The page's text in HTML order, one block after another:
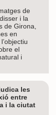
de
i la
de Girona,
en
el
i
les
entre
i la ciutat